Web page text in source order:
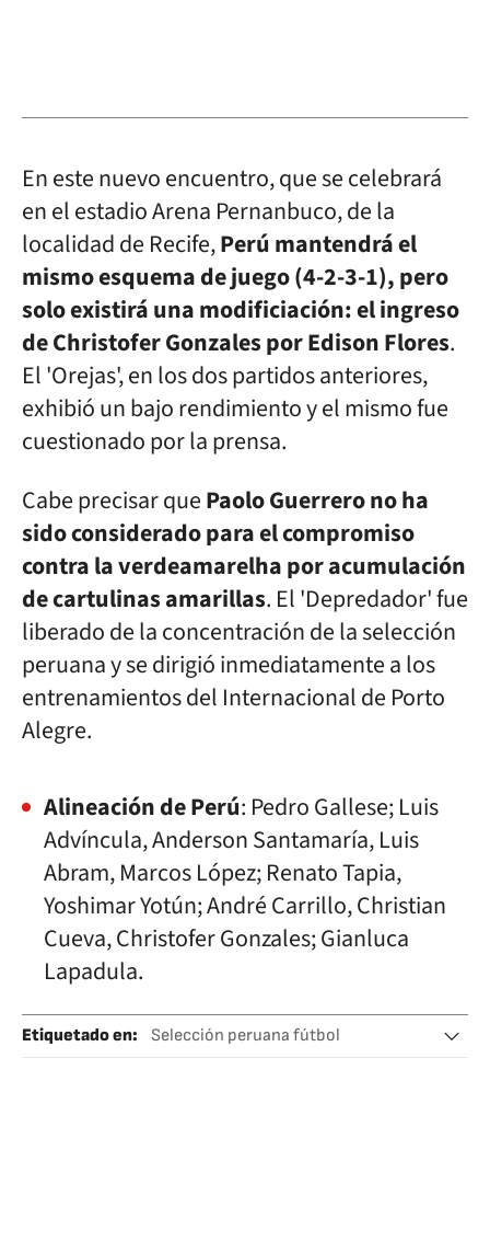
En este nuevo encuentro, que se celebrará
en el estadio Arena Pernanbuco, de la
localidad de Recife,Perú mantendrá el
mismo esquema de juego (4-2-3-1), pero
solo existirá una modificiación: el ingreso
de Christofer Gonzales por Edison Flores.
El 'Orejas', en los dos partidos anteriores,
exhibió un bajo rendimiento y el mismo fue
cuestionado por la prensa.
Cabe precisar quePaolo Guerrero no ha
sido considerado para el compromiso
contra la verdeamarelha por acumulación
de cartulinas amarillas. El 'Depredador' fue
liberado de la concentración de la selección
peruana y se dirigió inmediatamente a los
entrenamientos del Internacional de Porto
Alegre.
Alineación de Perú: Pedro Gallese; Luis
Advíncula, Anderson Santamaría, Luis
Abram, Marcos López; Renato Tapia,
Yoshimar Yotún; André Carrillo, Christian
Cueva, Christofer Gonzales; Gianluca
Lapadula.
Etiquetado en:
Selección peruana fútbol